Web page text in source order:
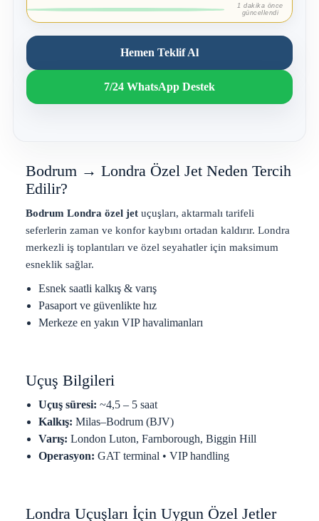
m
,
o
d
u
ı
ş
l
L
o
n
o
I
P
h
r
t
e
,
n
1 dakika önce
güncellendi
Hemen Teklif Al
7/24 WhatsApp Destek
Bodrum → Londra Özel Jet Neden Tercih
Edilir?
Bodrum Londra özel jetuçuşları, aktarmalı tarifeli
seferlerin zaman ve konfor kaybını ortadan kaldırır. Londra
merkezli iş toplantıları ve özel seyahatler için maksimum
esneklik sağlar.
Esnek saatli kalkış & varış
Pasaport ve güvenlikte hız
Merkeze en yakın VIP havalimanları
Uçuş Bilgileri
Uçuş süresi: ~4,5 – 5 saat
Kalkış: Milas–Bodrum (BJV)
Varış: London Luton, Farnborough, Biggin Hill
Operasyon: GAT terminal • VIP handling
Londra Uçuşları İçin Uygun Özel Jetler